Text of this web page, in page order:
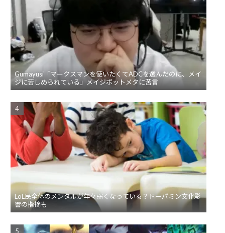
Gumayusi「マークスマンを使いたくてADCを選んだのに、メイ
ジに苦しめられている」メイジボットメタに苦言
LoL民全体のメンタルが年々弱くなっている？ドーパミン文化影
響の指摘も